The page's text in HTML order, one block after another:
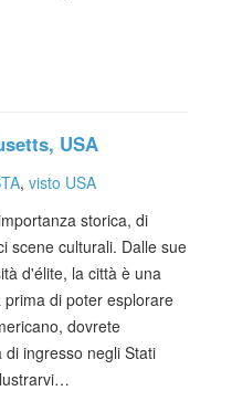
USA
, visto USA
storica, di
scene culturali. Dalle sue
d'élite, la città è una
di poter esplorare
dovrete
ingresso negli Stati